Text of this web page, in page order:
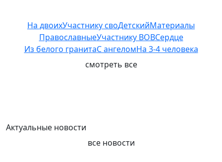
На двоихУчастнику своДетскийМатериалы
ПравославныеУчастнику ВОВСердце
Из белого гранитаС ангеломНа 3-4 человека
смотреть все
Актуальные новости
все новости